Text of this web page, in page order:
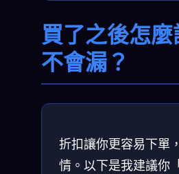
買了之後怎
不會漏？
折扣讓你更容易下單
情。以下是我建議你